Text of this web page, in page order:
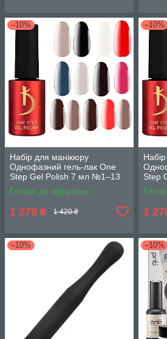
–10%
Набір для манікюру
Однофазний гель-лак One
Step Gel Polish 7 мл №1–13
13 шт
Готово до відправки
1 278 ₴ 1 420 ₴
–10%
Step
13 шт
1
–10% –10%